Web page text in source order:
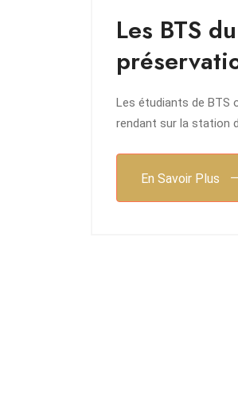
Les BTS
Les étudiants de BTS
rendant sur la station
En Savoir Plus